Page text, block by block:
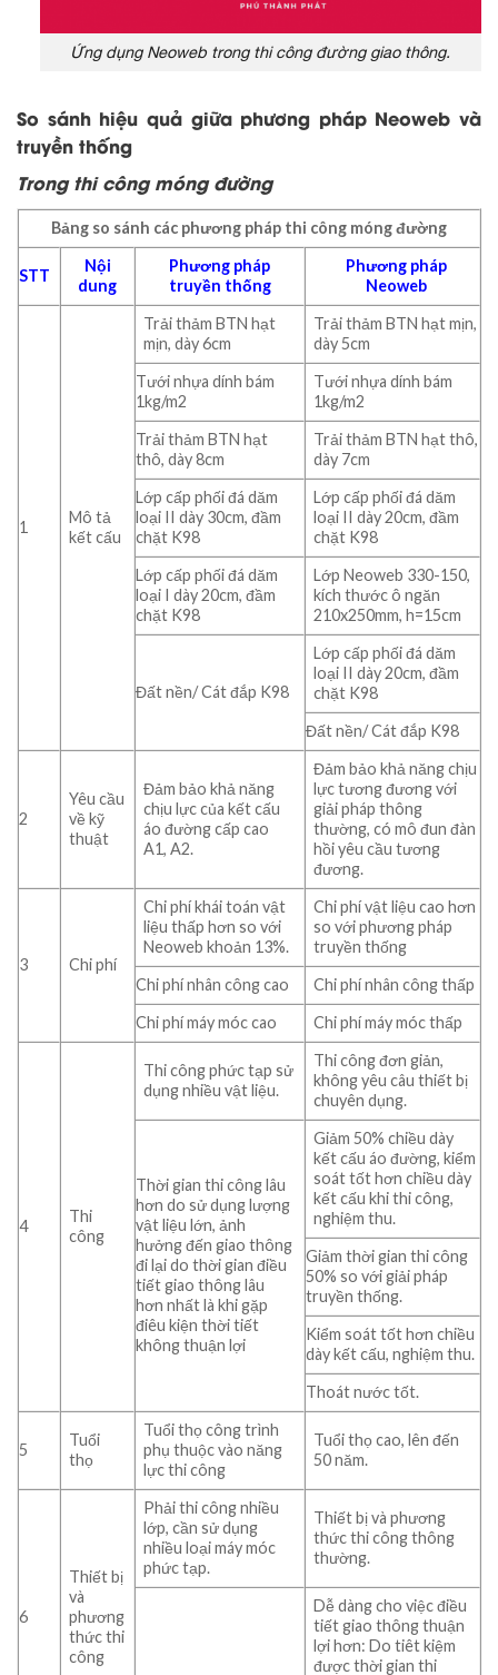
Ứng dụng Neoweb trong thi công đường giao thông.
So sánh hiệu quả giữa phương pháp Neoweb và
truyền thống
Trong thi công móng đường
Bảng so sánh các phương pháp thi công móng đường
STT
Nội
dung
Phương pháp
truyền thống
Phương pháp
Neoweb
1
Mô tả
kết cấu
Trải thảm BTN hạt
mịn, dày 6cm
Trải thảm BTN hạt mịn,
dày 5cm
Tưới nhựa dính bám
1kg/m2
Tưới nhựa dính bám
1kg/m2
Trải thảm BTN hạt
thô, dày 8cm
Trải thảm BTN hạt thô,
dày 7cm
Lớp cấp phối đá dăm
loại II dày 30cm, đầm
chặt K98
Lớp cấp phối đá dăm
loại II dày 20cm, đầm
chặt K98
Lớp cấp phối đá dăm
loại I dày 20cm, đầm
chặt K98
Lớp Neoweb 330-150,
kích thước ô ngăn
210x250mm, h=15cm
Đất nền/ Cát đắp K98
Lớp cấp phối đá dăm
loại II dày 20cm, đầm
chặt K98
Đất nền/ Cát đắp K98
2
Yêu cầu
về kỹ
thuật
Đảm bảo khả năng
chịu lực của kết cấu
áo đường cấp cao
A1, A2.
Đảm bảo khả năng chịu
lực tương đương với
giải pháp thông
thường, có mô đun đàn
hồi yêu cầu tương
đương.
3 Chi phí
Chi phí khái toán vật
liệu thấp hơn so với
Neoweb khoản 13%.
Chi phí vật liệu cao hơn
so với phương pháp
truyền thống
Chi phí nhân công cao
Chi phí nhân công thấp
Chi phí máy móc cao
Chi phí máy móc thấp
4
Thi
công
Thi công phức tạp sử
dụng nhiều vật liệu.
Thi công đơn giản,
không yêu câu thiết bị
chuyên dụng.
Thời gian thi công lâu
hơn do sử dụng lượng
vật liệu lớn, ảnh
hưởng đến giao thông
đi lại do thời gian điều
tiết giao thông lâu
hơn nhất là khi gặp
điêu kiện thời tiết
không thuận lợi
Giảm 50% chiều dày
kết cấu áo đường, kiểm
soát tốt hơn chiều dày
kết cấu khi thi công,
nghiệm thu.
Giảm thời gian thi công
50% so với giải pháp
truyền thống.
Kiểm soát tốt hơn chiều
dày kết cấu, nghiệm thu.
Thoát nước tốt.
5
Tuổi
thọ
Tuổi thọ công trình
phụ thuộc vào năng
lực thi công
Tuổi thọ cao, lên đến
50 năm.
6
Thiết bị
và
phương
thức thi
công
Phải thi công nhiều
lớp, cần sử dụng
nhiều loại máy móc
phức tạp.
Thiết bị và phương
thức thi công thông
thường.
Dễ dàng cho việc điều
tiết giao thông thuận
lợi hơn: Do tiêt kiệm
được thời gian thi